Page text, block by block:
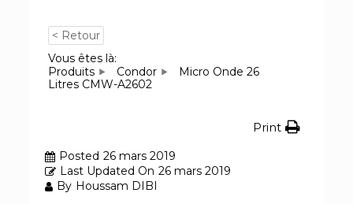
< Retour
Vous êtes là:
Produits
Condor
Micro Onde 26
Litres CMW-A2602
Print
Posted 26 mars 2019
Last Updated On 26 mars 2019
By Houssam DIBI